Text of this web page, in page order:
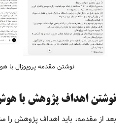
نوشتن مقدمه پروپوزال
نوشتن اهداف پژوهش با
بعد از مقدمه، باید اهداف پژوهش